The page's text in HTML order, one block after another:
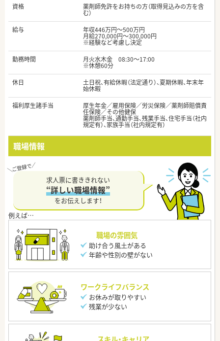
資格
薬剤師免許をお持ちの方（取得見込みの方を含
む）
給与
年収446万円～500万円
月給270,000円～300,000円
※経験など考慮し決定
勤務時間
月火水木金 08:30～17:00
※休憩60分
休日
土日祝、有給休暇（法定通り）、夏期休暇、年末年
始休暇
福利厚生諸手当
厚生年金／雇用保険／労災保険／薬剤師賠償責
任保険／その他健保
薬剤師手当、通勤手当、残業手当、住宅手当（社内
規定有）、家族手当（社内規定有）
職場情報
求人票に書ききれない
“詳しい職場情報”
をお伝えします！
職場の雰囲気
助け合う風土がある
年齢や性別の壁がない
ワークライフバランス
お休みが取りやすい
残業が少ない